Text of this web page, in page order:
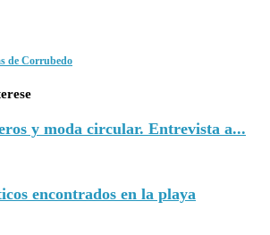
de Corrubedo
y moda circular. Entrevista a...
encontrados en la playa